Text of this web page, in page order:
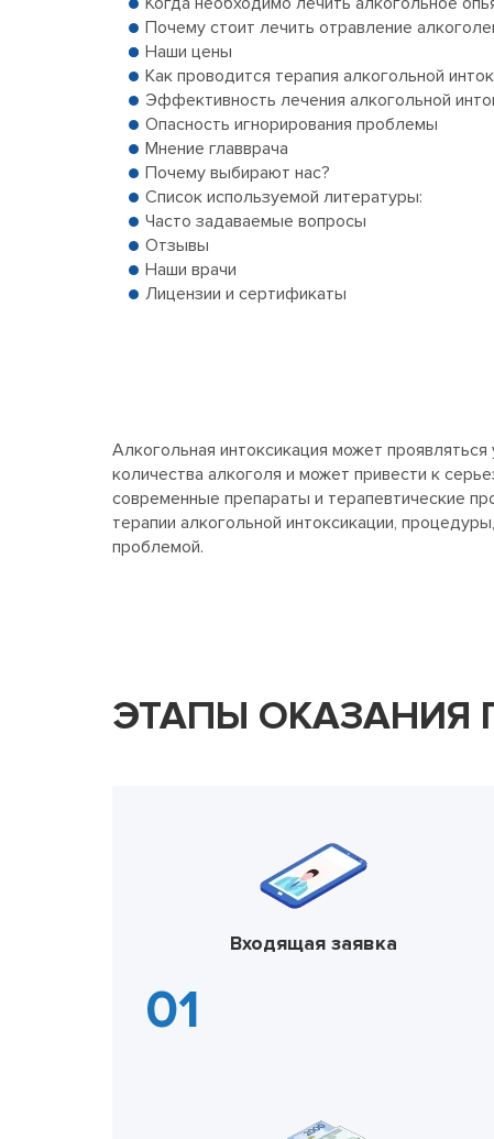
Почему стоит лечить отравление
Наши цены
Как проводится терапия алкогольной
Эффективность лечения алкогольной
Опасность игнорирования проблемы
Мнение главврача
Почему выбирают нас?
Список используемой литературы:
Часто задаваемые вопросы
Отзывы
Наши врачи
Лицензии и сертификаты
Алкогольная интоксикация может
количества алкоголя и может привести к
современные препараты и терапевтические
терапии алкогольной интоксикации,
проблемой.
ЭТАПЫ
Входящая заявка